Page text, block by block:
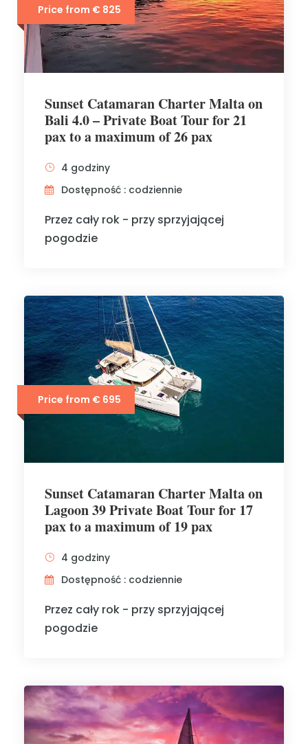
Price from € 825
Sunset Catamaran Charter Malta on
Bali 4.0 – Private Boat Tour for 21
pax to a maximum of 26 pax
4 godziny
Dostępność : codziennie
Przez cały rok - przy sprzyjającej
pogodzie
Price from € 695
Sunset Catamaran Charter Malta on
Lagoon 39 Private Boat Tour for 17
pax to a maximum of 19 pax
4 godziny
Dostępność : codziennie
Przez cały rok - przy sprzyjającej
pogodzie